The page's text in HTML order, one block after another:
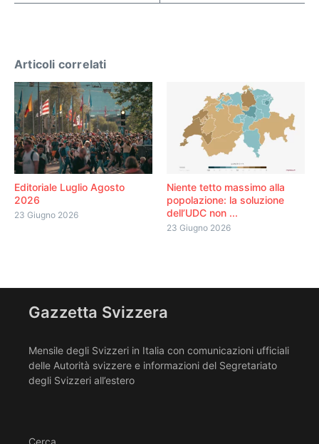
Articoli correlati
Editoriale Luglio Agosto
2026
23 Giugno 2026
Niente tetto massimo alla
popolazione: la soluzione
dell’UDC non ...
23 Giugno 2026
Gazzetta Svizzera
Mensile degli Svizzeri in Italia con comunicazioni ufficiali
delle Autorità svizzere e informazioni del Segretariato
degli Svizzeri all’estero
Cerca